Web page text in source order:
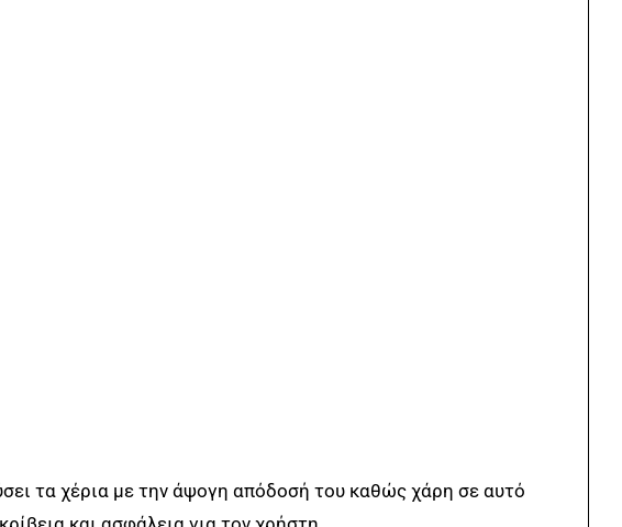
τα χέρια με την άψογη απόδοσή του καθώς χάρη σε αυτό